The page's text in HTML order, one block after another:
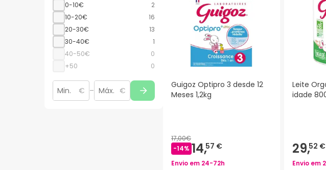
0-10€
2
10-20€
16
20-30€
13
30-40€
1
40-50€
0
+50
0
€ – €
Guigoz Optipro 3 desde 12
Meses 1,2kg
17,00€
-14% 14,57 €
Envio em 24-72h
Leite
idade
29,52 €
Envio em